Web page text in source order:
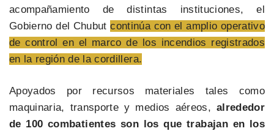
acompañamiento de distintas instituciones, el
Gobierno del Chubutcontinúa con el amplio operativo
de control en el marco de los incendios registrados
en la región de la cordillera.
Apoyados por recursos materiales tales como
maquinaria, transporte y medios aéreos, alrededor
de 100 combatientes son los que trabajan en los